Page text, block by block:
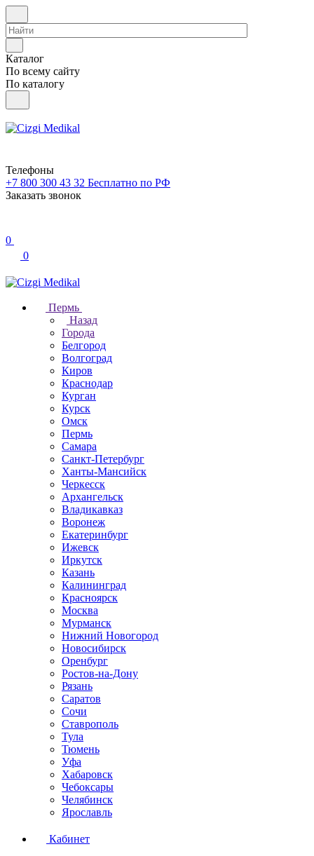
Каталог
По всему сайту
По каталогу
Телефоны
+7 800 300 43 32 Бесплатно по РФ
Заказать звонок
0
0
Пермь
Назад
Города
Белгород
Волгоград
Киров
Краснодар
Курган
Курск
Омск
Пермь
Самара
Санкт-Петербург
Ханты-Мансийск
Черкесск
Архангельск
Владикавказ
Воронеж
Екатеринбург
Ижевск
Иркутск
Казань
Калининград
Красноярск
Москва
Мурманск
Нижний Новогород
Новосибирск
Оренбург
Ростов-на-Дону
Рязань
Саратов
Сочи
Ставрополь
Тула
Тюмень
Уфа
Хабаровск
Чебоксары
Челябинск
Ярославль
Кабинет